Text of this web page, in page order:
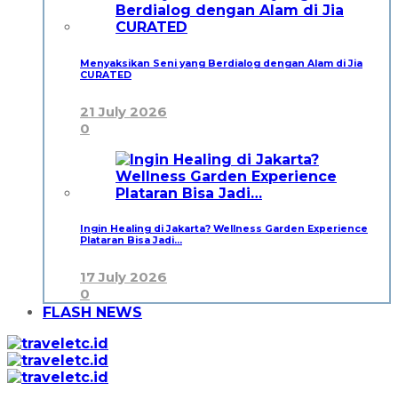
Menyaksikan Seni yang Berdialog dengan Alam di Jia
CURATED
21 July 2026
0
Ingin Healing di Jakarta? Wellness Garden Experience
Plataran Bisa Jadi…
17 July 2026
0
FLASH NEWS